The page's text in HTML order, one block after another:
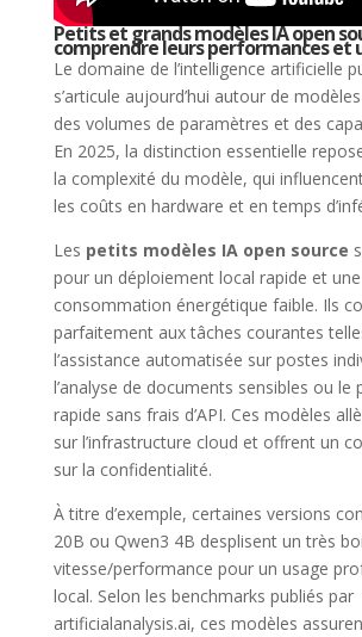
Petits et grands modèles IA open
comprendre leurs performances et
Le domaine de l’intelligence artificielle
s’articule aujourd’hui autour de
des volumes de paramètres et des
En 2025, la distinction essentielle
la complexité du modèle, qui
les coûts en hardware et en temps
Les petits modèles IA open source
pour un déploiement local rapide et une
consommation énergétique faible. Ils
parfaitement aux tâches courantes
l’assistance automatisée sur postes
l’analyse de documents sensibles ou le
rapide sans frais d’API. Ces modèles
sur l’infrastructure cloud et offrent un
sur la confidentialité.
À titre d’exemple, certaines versions
20B ou Qwen3 4B desplisent un très
vitesse/performance pour un usage
local. Selon les benchmarks publiés par
artificialanalysis.ai, ces modèles